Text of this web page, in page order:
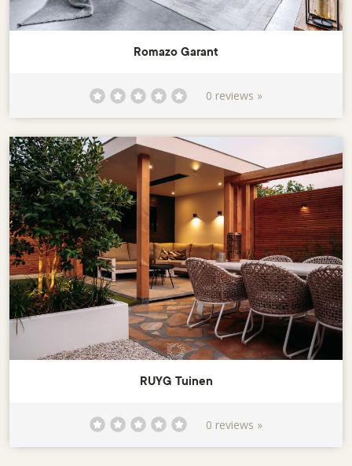
Romazo Garant
0 reviews »
RUYG Tuinen
0 reviews »